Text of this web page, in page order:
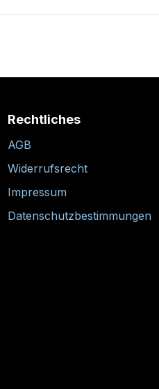
Rechtliches
AGB
Widerrufsrecht
Impressum
Datenschutzbestimmungen